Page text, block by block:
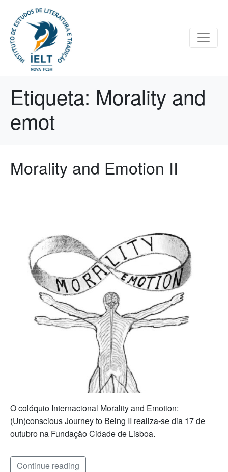
Etiqueta: Morality and
emot
Morality and Emotion II
O colóquio Internacional Morality and Emotion:
(Un)conscious Journey to Being II realiza-se dia 17 de
outubro na Fundação Cidade de Lisboa.
Continue reading